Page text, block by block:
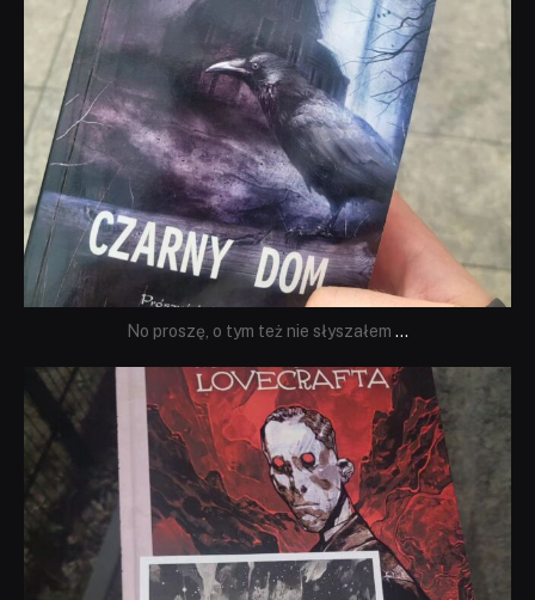
No proszę, o tym też nie słyszałem ...
dobryhorror
Wrz 19